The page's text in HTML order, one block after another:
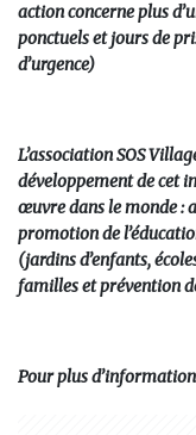
action concerne plus
ponctuels et jours de
d’urgence)
L’association SOS
développement de cet
œuvre dans le monde :
promotion de
(jardins d’enfants,
familles et prévention
Pour plus